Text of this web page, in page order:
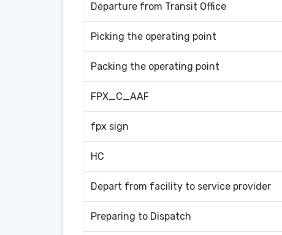
Departure from Transit Office
Picking the operating point
Packing the operating point
FPX_C_AAF
fpx sign
HC
Depart from facility to service provider
Preparing to Dispatch